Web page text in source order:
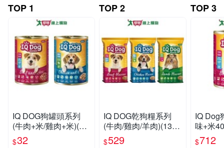
TOP 1
IQ DOG狗罐頭系列
(牛肉+米/雞肉+米)(40
0G/罐)【愛買】
$32
TOP 2
IQ DOG乾狗糧系列
(牛肉/雞肉/羊肉)(13.5-
15KG/包)【愛買】
$529
TOP 3
IQ Dog
味+米
【愛買
$712